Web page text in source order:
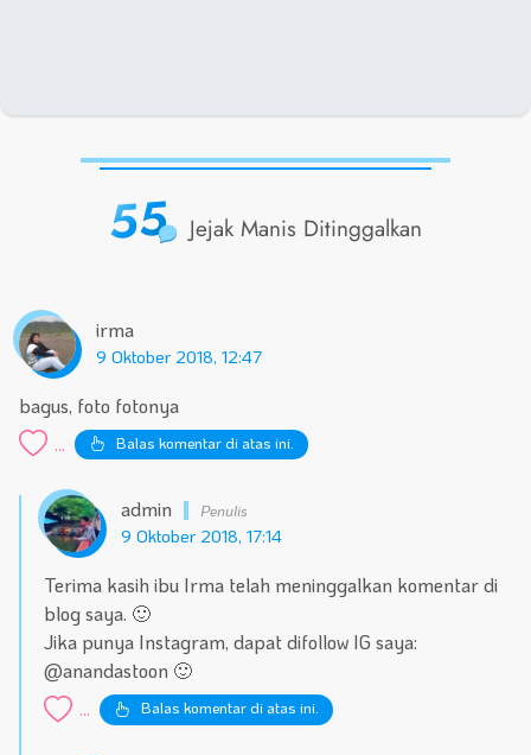
55 Jejak Manis Ditinggalkan
irma
9 Oktober 2018, 12:47
bagus, foto fotonya
... Balas komentar di atas ini.
admin
9 Oktober 2018, 17:14
Terima kasih ibu Irma telah meninggalkan komentar di
blog saya. 🙂
Jika punya Instagram, dapat difollow IG saya:
@anandastoon 🙂
... Balas komentar di atas ini.